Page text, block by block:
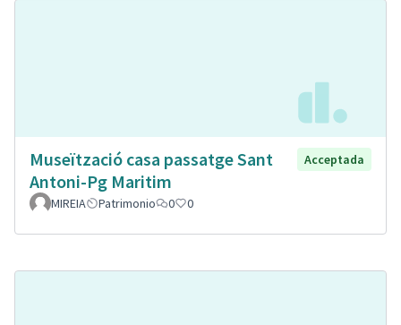
Museïtzació casa passatge Sant
Antoni-Pg Maritim
Acceptada
MIREIA Patrimonio 0 0